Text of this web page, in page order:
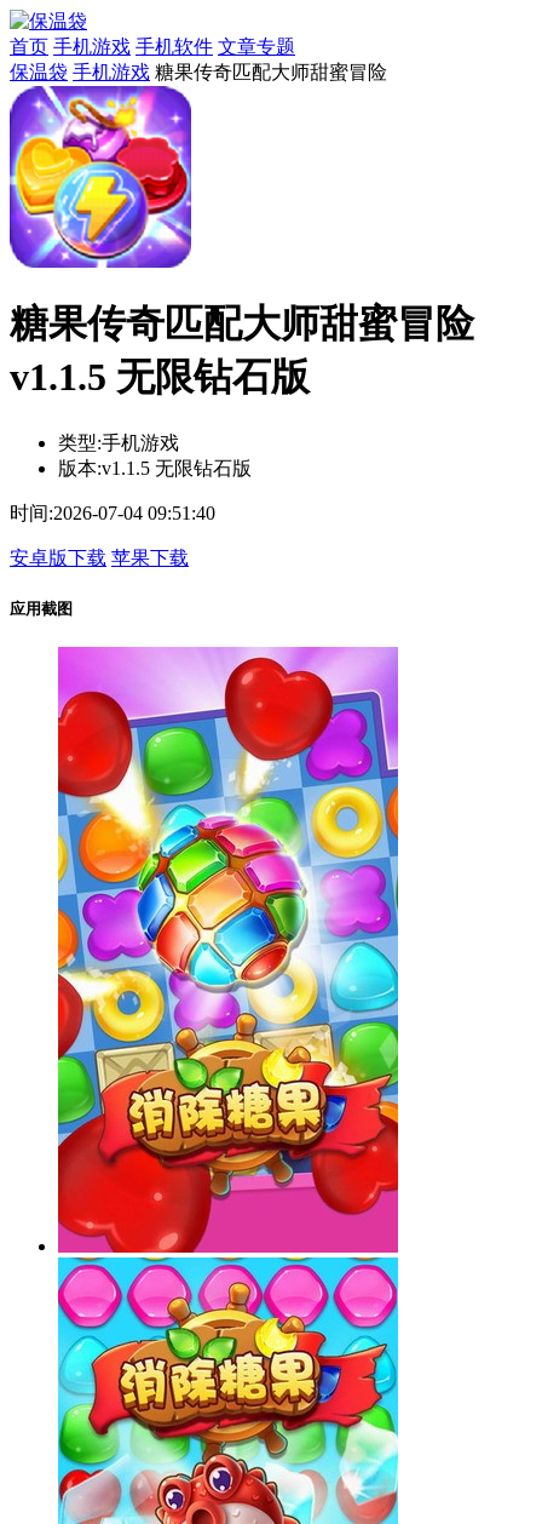
首页 手机游戏 手机软件 文章专题
保温袋 手机游戏 糖果传奇匹配大师甜蜜冒险
糖果传奇匹配大师甜蜜冒险
v1.1.5 无限钻石版
类型:手机游戏
版本:v1.1.5 无限钻石版
时间:2026-07-04 09:51:40
安卓版下载 苹果下载
应用截图